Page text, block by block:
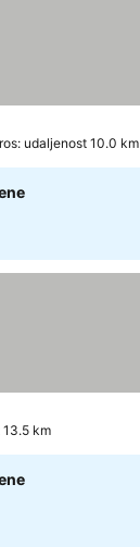
udaljenost 10.0 km
km